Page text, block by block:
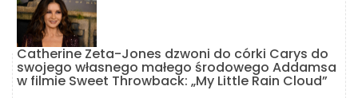
Catherine Zeta-Jones dzwoni do córki Carys do
swojego własnego małego środowego Addamsa
w filmie Sweet Throwback: „My Little Rain Cloud”